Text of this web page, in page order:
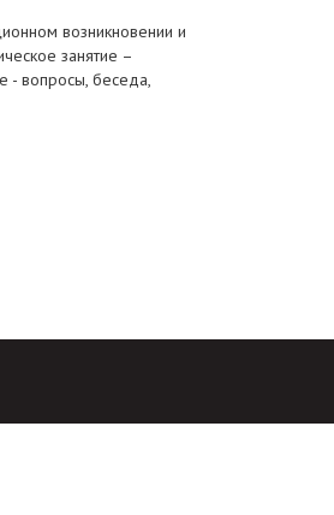
возникновении и
занятие –
- вопросы, беседа,